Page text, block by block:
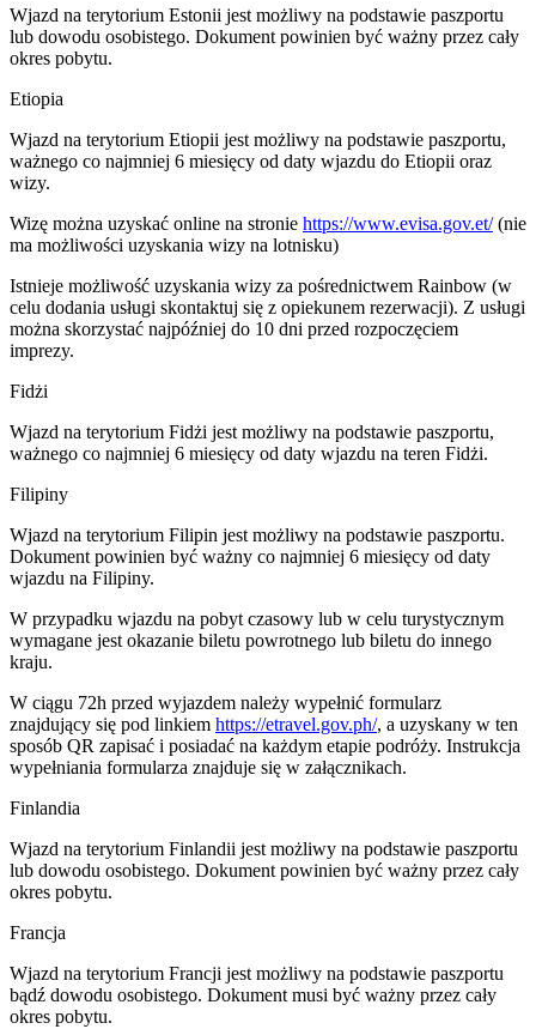
Wjazd na terytorium Estonii jest możliwy na podstawie paszportu
lub dowodu osobistego. Dokument powinien być ważny przez cały
okres pobytu.
Etiopia
Wjazd na terytorium Etiopii jest możliwy na podstawie paszportu,
ważnego co najmniej 6 miesięcy od daty wjazdu do Etiopii oraz
wizy.
Wizę można uzyskać online na stronie https://www.evisa.gov.et/(nie
ma możliwości uzyskania wizy na lotnisku)
Istnieje możliwość uzyskania wizy za pośrednictwem Rainbow (w
celu dodania usługi skontaktuj się z opiekunem rezerwacji). Z usługi
można skorzystać najpóźniej do 10 dni przed rozpoczęciem
imprezy.
Fidżi
Wjazd na terytorium Fidżi jest możliwy na podstawie paszportu,
ważnego co najmniej 6 miesięcy od daty wjazdu na teren Fidżi.
Filipiny
Wjazd na terytorium Filipin jest możliwy na podstawie paszportu.
Dokument powinien być ważny co najmniej 6 miesięcy od daty
wjazdu na Filipiny.
W przypadku wjazdu na pobyt czasowy lub w celu turystycznym
wymagane jest okazanie biletu powrotnego lub biletu do innego
kraju.
W ciągu 72h przed wyjazdem należy wypełnić formularz
znajdujący się pod linkiem https://etravel.gov.ph/, a uzyskany w ten
sposób QR zapisać i posiadać na każdym etapie podróży. Instrukcja
wypełniania formularza znajduje się w załącznikach.
Finlandia
Wjazd na terytorium Finlandii jest możliwy na podstawie paszportu
lub dowodu osobistego. Dokument powinien być ważny przez cały
okres pobytu.
Francja
​Wjazd na terytorium Francji jest możliwy na podstawie paszportu
bądź dowodu osobistego. Dokument musi być ważny przez cały
okres pobytu.